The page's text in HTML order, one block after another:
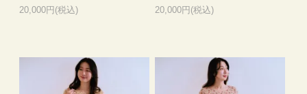
20,000円(税込)
20,000円(税込)